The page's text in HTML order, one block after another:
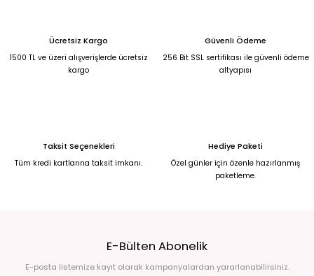
500,00 TL
KREM GÜL DÜĞMELİ İTHAL HIRKA KAZAK Standart
Ücretsiz Kargo
1500 TL ve üzeri alışverişlerde ücretsiz
kargo
Güvenli Ödeme
256 Bit SSL sertifikası ile güvenli ödeme
altyapısı
Taksit Seçenekleri
Tüm kredi kartlarına taksit imkanı.
Hediye Paketi
Özel günler için özenle hazırlanmış
paketleme.
E-Bülten Abonelik
E-posta listemize kayıt olarak kampanyalardan yararlanabilirsiniz.